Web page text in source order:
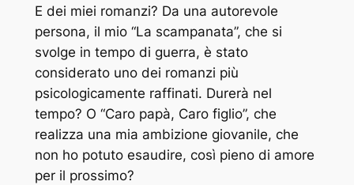
E dei miei romanzi? Da una autorevole
persona, il mio “La scampanata”, che si
svolge in tempo di guerra, è stato
considerato uno dei romanzi più
psicologicamente raffinati. Durerà nel
tempo? O “Caro papà, Caro figlio”, che
realizza una mia ambizione giovanile, che
non ho potuto esaudire, così pieno di amore
per il prossimo?